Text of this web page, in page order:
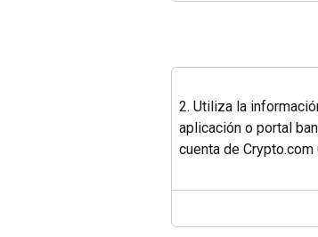
2. Utiliza la
aplicación o portal
cuenta de